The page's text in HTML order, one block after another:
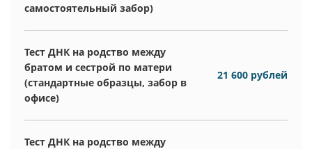
самостоятельный забор)
Тест ДНК на родство между
братом и сестрой по матери
(стандартные образцы, забор в
офисе)
21 600 рублей
Тест ДНК на родство между